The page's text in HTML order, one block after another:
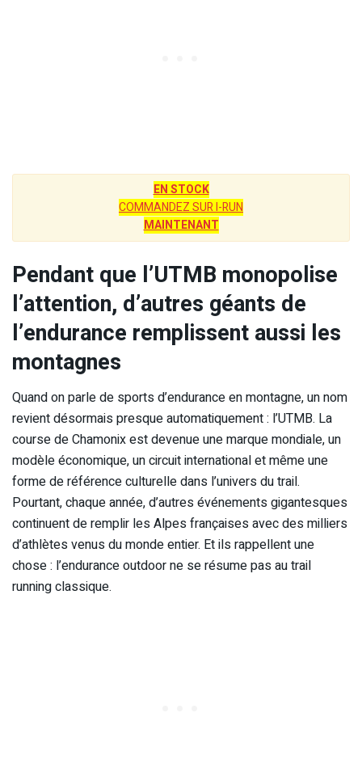
EN STOCK
COMMANDEZ SUR I-RUN
MAINTENANT
Pendant que l’UTMB monopolise
l’attention, d’autres géants de
l’endurance remplissent aussi les
montagnes
Quand on parle de sports d’endurance en montagne, un nom
revient désormais presque automatiquement : l’UTMB. La
course de Chamonix est devenue une marque mondiale, un
modèle économique, un circuit international et même une
forme de référence culturelle dans l’univers du trail.
Pourtant, chaque année, d’autres événements gigantesques
continuent de remplir les Alpes françaises avec des milliers
d’athlètes venus du monde entier. Et ils rappellent une
chose : l’endurance outdoor ne se résume pas au trail
running classique.